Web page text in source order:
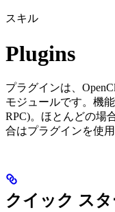
スキル
Plugins
プラグインは、
モジュールです。機
RPC)。ほとんどの場
合はプラグインを使用
クイック ス